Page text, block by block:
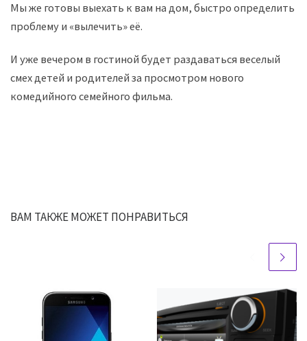
Мы же готовы выехать к вам на дом, быстро определить
проблему и «вылечить» её.
И уже вечером в гостиной будет раздаваться веселый
смех детей и родителей за просмотром нового
комедийного семейного фильма.
ВАМ ТАКЖЕ МОЖЕТ ПОНРАВИТЬСЯ